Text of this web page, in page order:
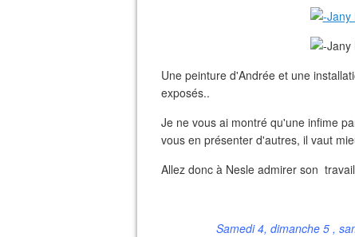
Une peinture d'Andrée et une
exposés..
Je ne vous ai montré qu'une infime
vous en présenter d'autres, il vaut
Allez donc à Nesle admirer son
Samedi 4, dimanche 5 ,